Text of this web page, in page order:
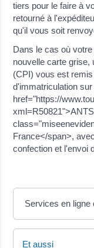
tiers pour le faire à
retourné à
qu'il vous soit
Dans le cas où
nouvelle carte grise,
(CPI) vous est
d'immatriculation
href="https://
France</span>,
confection et l'envoi
Services en ligne
Et aussi